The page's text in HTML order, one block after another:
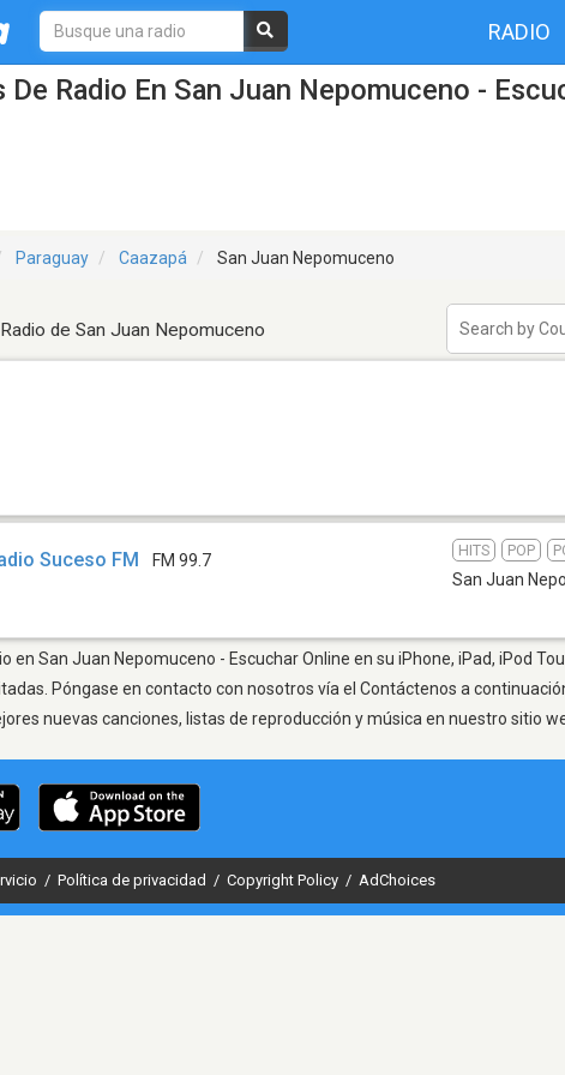
RADIO
De Radio En San Juan Nepomuceno -
Paraguay Caazapá San Juan Nepomuceno
de San Juan Nepomuceno
Suceso FM FM 99.7
HITS POP
San Juan
en San Juan Nepomuceno - Escuchar Online en su iPhone, iPad, iPod
Póngase en contacto con nosotros vía el Contáctenos a
nuevas canciones, listas de reproducción y música en nuestro sitio
/ Política de privacidad / Copyright Policy / AdChoices